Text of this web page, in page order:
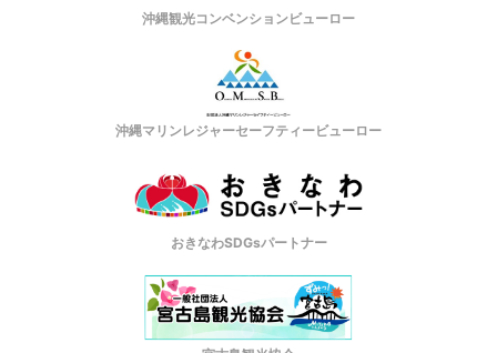
沖縄観光コンベンションビューロー
沖縄マリンレジャーセーフティービューロー
おきなわSDGsパートナー